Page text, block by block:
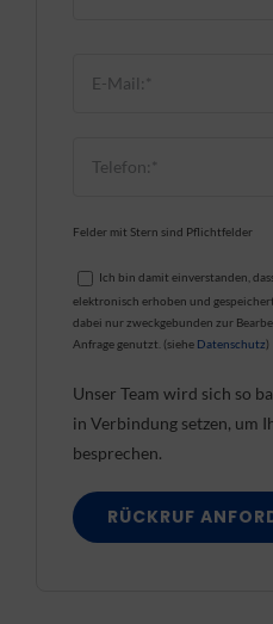
Felder mit Stern sind Pflichtfelder
Ich bin damit einverstanden,
elektronisch erhoben und
dabei nur zweckgebunden zur
Anfrage genutzt. (siehe Datenschutz)
Unser Team wird sich so
in Verbindung setzen, um
besprechen.